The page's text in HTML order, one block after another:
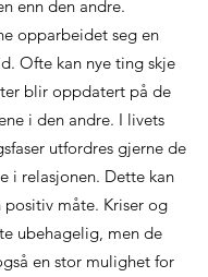
enn den andre.
opparbeidet seg en
Ofte kan nye ting skje
blir oppdatert på de
i den andre. I livets
utfordres gjerne de
i relasjonen. Dette kan
positiv måte. Kriser og
ubehagelig, men de
en stor mulighet for